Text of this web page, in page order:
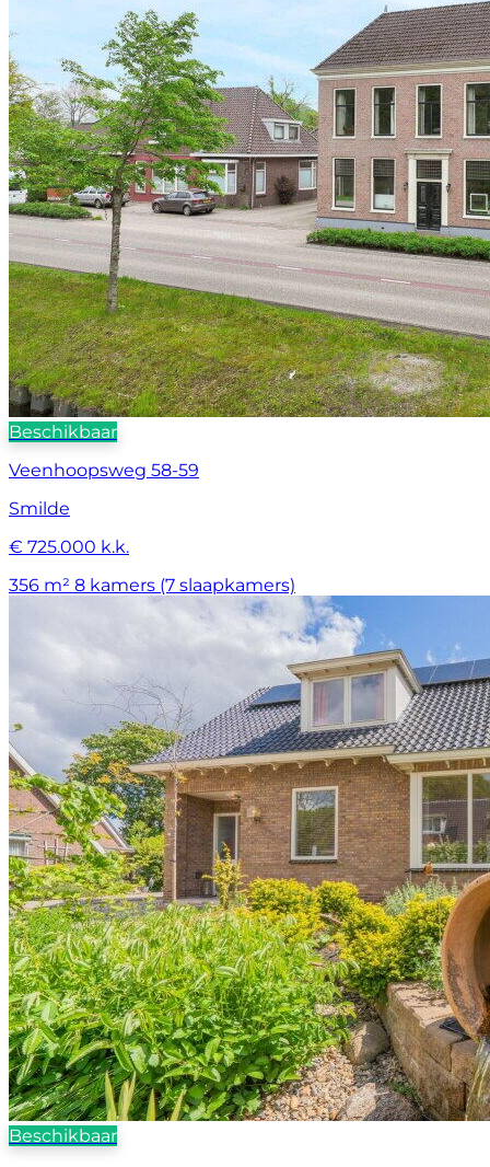
Beschikbaar
Veenhoopsweg 58-59
Smilde
€ 725.000 k.k.
356 m² 8 kamers (7 slaapkamers)
Beschikbaar